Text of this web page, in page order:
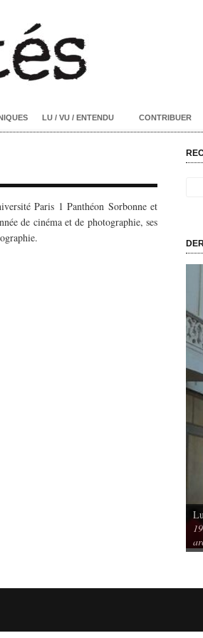
LU / VU / ENTENDU CONTRIBUER
Paris 1 Panthéon Sorbonne et
de cinéma et de photographie, ses